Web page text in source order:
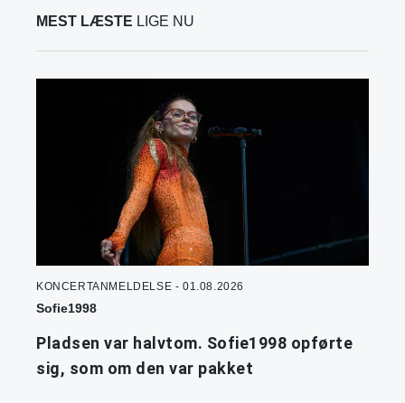
MEST LÆSTE LIGE NU
KONCERTANMELDELSE - 01.08.2026
Sofie1998
Pladsen var halvtom. Sofie1998 opførte
sig, som om den var pakket